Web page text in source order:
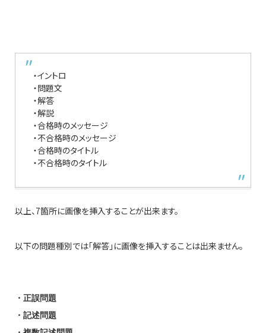
・イントロ
・問題文
・解答
・解説
・合格時のメッセージ
・不合格時のメッセージ
・合格時のタイトル
・不合格時のタイトル
以上、7箇所に画像を挿入することが出来ます。
以下の問題種別では「解答」に画像を挿入することは出来ません。
・正誤問題
・記述問題